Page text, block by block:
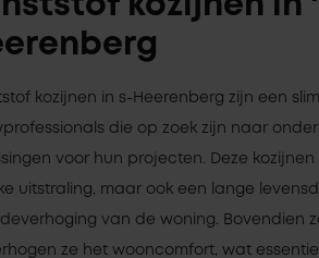
kozijnen in s-Heerenberg zijn een
die op zoek zijn naar
voor hun projecten. Deze
uitstraling, maar ook een lange
van de woning. Bovendien
ze het wooncomfort, wat